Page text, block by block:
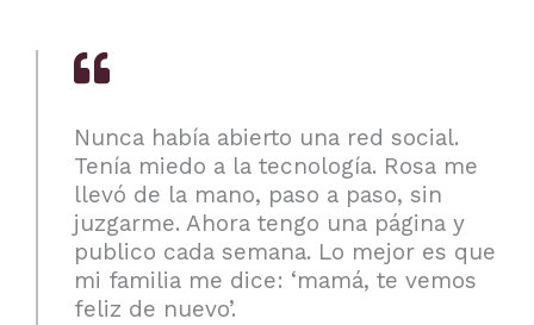
Nunca había abierto una red social.
Tenía miedo a la tecnología. Rosa me
llevó de la mano, paso a paso, sin
juzgarme. Ahora tengo una página y
publico cada semana. Lo mejor es que
mi familia me dice: ‘mamá, te vemos
feliz de nuevo’.